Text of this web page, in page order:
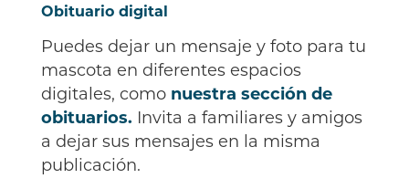
Obituario digital
Puedes dejar un mensaje y foto para tu
mascota en diferentes espacios
digitales, como nuestra sección de
obituarios. Invita a familiares y amigos
a dejar sus mensajes en la misma
publicación.